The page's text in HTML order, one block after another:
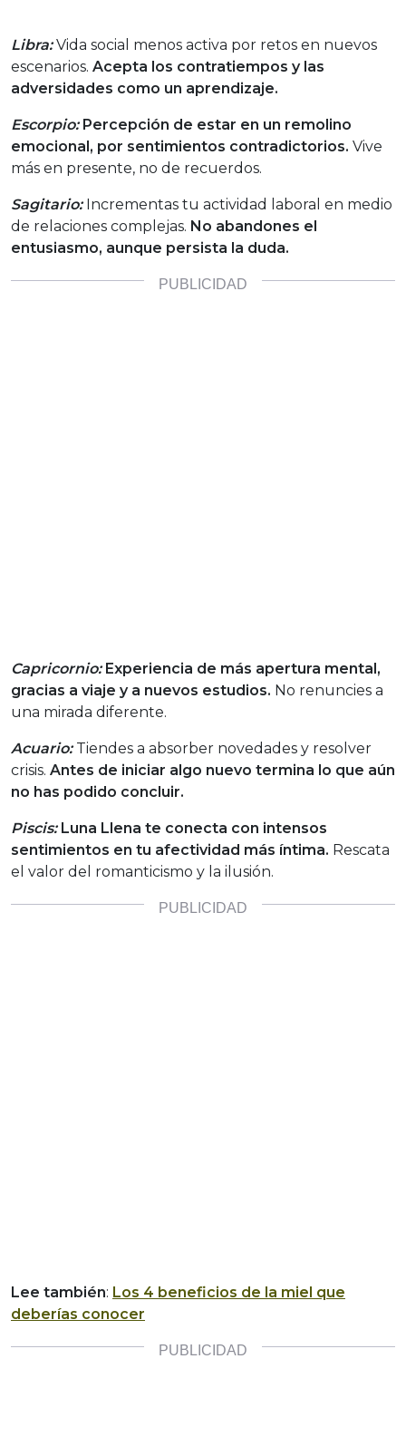
Libra:Vida social menos activa por retos en nuevos
escenarios. Acepta los contratiempos y las
adversidades como un aprendizaje.
Escorpio: Percepción de estar en un remolino
emocional, por sentimientos contradictorios. Vive
más en presente, no de recuerdos.
Sagitario:Incrementas tu actividad laboral en medio
de relaciones complejas. No abandones el
entusiasmo, aunque persista la duda.
Capricornio: Experiencia de más apertura mental,
gracias a viaje y a nuevos estudios. No renuncies a
una mirada diferente.
Acuario:Tiendes a absorber novedades y resolver
crisis. Antes de iniciar algo nuevo termina lo que aún
no has podido concluir.
Piscis:Luna Llena te conecta con intensos
sentimientos en tu afectividad más íntima. Rescata
el valor del romanticismo y la ilusión.
Lee también: Los 4 beneficios de la miel que
deberías conocer